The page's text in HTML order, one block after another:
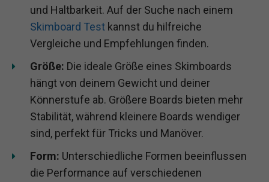
und Haltbarkeit. Auf der Suche nach einem
Skimboard Test kannst du hilfreiche
Vergleiche und Empfehlungen finden.
Größe: Die ideale Größe eines Skimboards
hängt von deinem Gewicht und deiner
Könnerstufe ab. Größere Boards bieten mehr
Stabilität, während kleinere Boards wendiger
sind, perfekt für Tricks und Manöver.
Form: Unterschiedliche Formen beeinflussen
die Performance auf verschiedenen